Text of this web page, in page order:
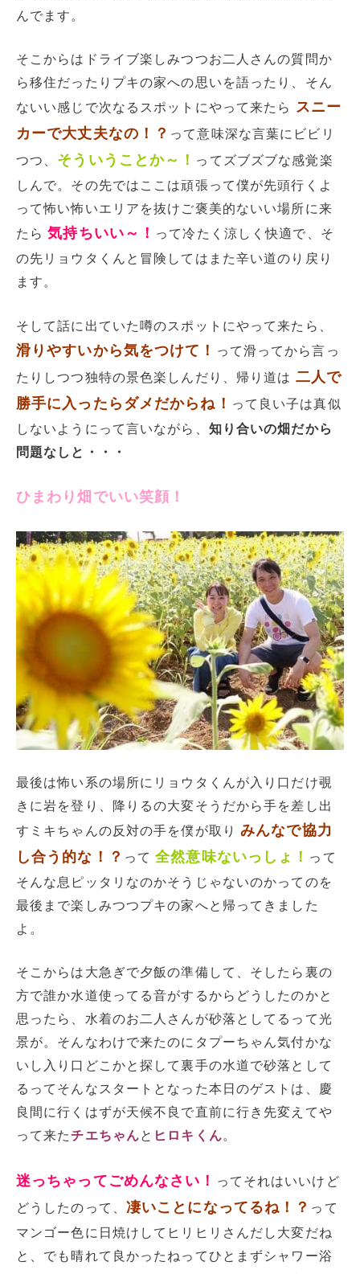
んでます。
そこからはドライブ楽しみつつお二人さんの質問か
ら移住だったりプキの家への思いを語ったり、そん
ないい感じで次なるスポットにやって来たら スニー
カーで大丈夫なの！？ って意味深な言葉にビビリ
つつ、 そういうことか～！ ってズブズブな感覚楽
しんで。その先ではここは頑張って僕が先頭行くよ
って怖い怖いエリアを抜けご褒美的ないい場所に来
たら気持ちいい～！ って冷たく涼しく快適で、そ
の先リョウタくんと冒険してはまた辛い道のり戻り
ます。
そして話に出ていた噂のスポットにやって来たら、
滑りやすいから気をつけて！
って滑ってから言っ
たりしつつ独特の景色楽しんだり、帰り道は 二人で
勝手に入ったらダメだからね！ って良い子は真似
しないようにって言いながら、 知り合いの畑だから
問題なしと・・・
ひまわり畑でいい笑顔！
最後は怖い系の場所にリョウタくんが入り口だけ覗
きに岩を登り、降りるの大変そうだから手を差し出
すミキちゃんの反対の手を僕が取りみんなで協力
し合う的な！？ って全然意味ないっしょ！ って
そんな息ピッタリなのかそうじゃないのかってのを
最後まで楽しみつつプキの家へと帰ってきました
よ。
そこからは大急ぎで夕飯の準備して、そしたら裏の
方で誰か水道使ってる音がするからどうしたのかと
思ったら、水着のお二人さんが砂落としてるって光
景が。そんなわけで来たのにタプーちゃん気付かな
いし入り口どこかと探して裏手の水道で砂落として
るってそんなスタートとなった本日のゲストは、慶
良間に行くはずが天候不良で直前に行き先変えてや
って来たチエちゃんと ヒロキくん。
迷っちゃってごめんなさい！
ってそれはいいけど
どうしたのって、 凄いことになってるね！？ って
マンゴー色に日焼けしてヒリヒリさんだし大変だね
と、でも晴れて良かったねってひとまずシャワー浴